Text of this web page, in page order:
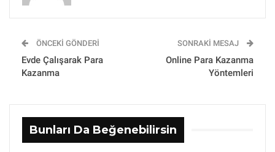
ÖNCEKI GÖNDERI
Evde Çalışarak Para
Kazanma
SONRAKI MESAJ
Online Para Kazanma
Yöntemleri
Bunları Da Beğenebilirsin